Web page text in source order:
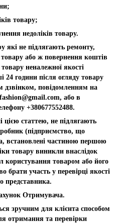
товару;
недоліків товару.
які не підлягають ремонту,
або ж повернення коштів
неналежної якості
години після огляду товару
дзвінком, повідомленням на
, або в
+380677552488.
цією статтею, не підлягають
(підприємство, що
встановлені частиною першою
товару виникли внаслідок
товаром або його
брати участь у перевірці якості
представника.
Отримувача.
зручним для клієнта способом
отримання та перевірки